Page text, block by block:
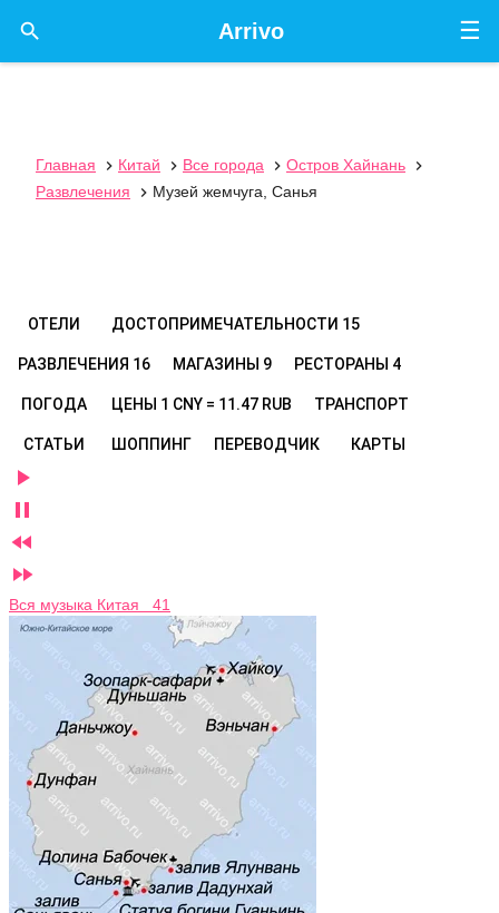
☰
Arrivo

Главная  Китай  Все города  Остров Хайнань

Развлечения
 Музей жемчуга, Санья
ОТЕЛИ ДОСТОПРИМЕЧАТЕЛЬНОСТИ 15
РАЗВЛЕЧЕНИЯ 16 МАГАЗИНЫ 9 РЕСТОРАНЫ 4
ПОГОДА ЦЕНЫ 1 CNY = 11.47 RUB ТРАНСПОРТ
СТАТЬИ ШОППИНГ ПЕРЕВОДЧИК КАРТЫ




Вся музыка Китая 41